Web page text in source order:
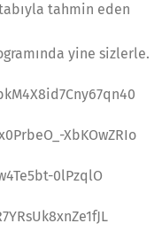
tahmin eden
yine sizlerle.
XbKOwZRIo
0lPzqlO